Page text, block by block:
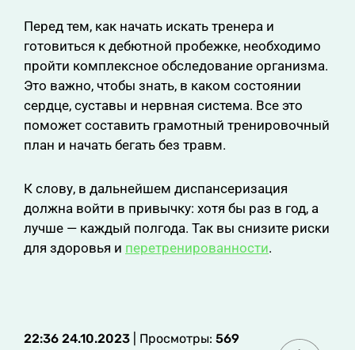
Перед тем, как начать искать тренера и
готовиться к дебютной пробежке, необходимо
пройти комплексное обследование организма.
Это важно, чтобы знать, в каком состоянии
сердце, суставы и нервная система. Все это
поможет составить грамотный тренировочный
план и начать бегать без травм.
К слову, в дальнейшем диспансеризация
должна войти в привычку: хотя бы раз в год, а
лучше — каждый полгода. Так вы снизите риски
для здоровья и перетренированности.
22:36 24.10.2023 | Просмотры: 569